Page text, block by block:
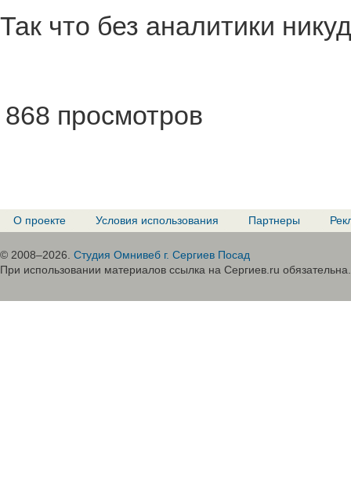
Так что без аналитики
868 просмотров
О проекте Условия использования Партнеры
© 2008–2026. Студия Омнивеб г. Сергиев Посад
При использовании материалов ссылка на Сергиев.ru обязательна.